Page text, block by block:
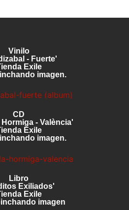
Vinilo
- Fuerte'
Exile
imagen.
CD
- València'
Exile
imagen.
Libro
Exiliados'
Exile
imagen